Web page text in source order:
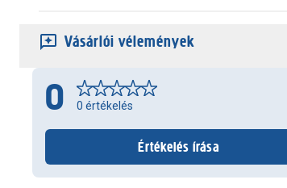
Vásárlói vélemények
0 0 értékelés
Értékelés írása